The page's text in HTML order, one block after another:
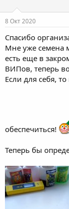
8 Окт 2020
Спасибо
Мне уже семена
есть еще в
ВИПов, теперь
Если для себя,
обеспечиться!
Теперь бы